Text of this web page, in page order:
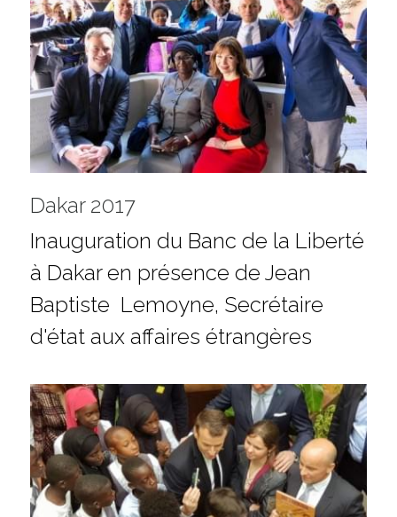
Dakar 2017
Inauguration du Banc de la Liberté
à Dakar en présence de Jean
Baptiste  Lemoyne, Secrétaire
d'état aux affaires étrangères